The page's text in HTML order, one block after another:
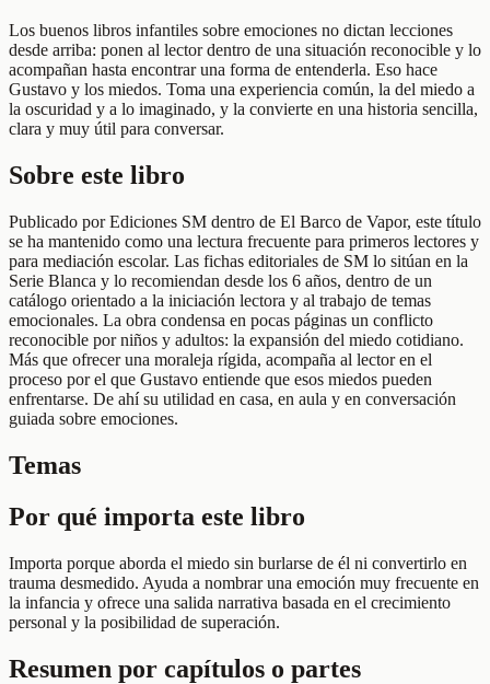
Los buenos libros infantiles sobre emociones no dictan lecciones
desde arriba: ponen al lector dentro de una situación reconocible y lo
acompañan hasta encontrar una forma de entenderla. Eso hace
Gustavo y los miedos. Toma una experiencia común, la del miedo a
la oscuridad y a lo imaginado, y la convierte en una historia sencilla,
clara y muy útil para conversar.
Sobre este libro
Publicado por Ediciones SM dentro de El Barco de Vapor, este título
se ha mantenido como una lectura frecuente para primeros lectores y
para mediación escolar. Las fichas editoriales de SM lo sitúan en la
Serie Blanca y lo recomiendan desde los 6 años, dentro de un
catálogo orientado a la iniciación lectora y al trabajo de temas
emocionales. La obra condensa en pocas páginas un conflicto
reconocible por niños y adultos: la expansión del miedo cotidiano.
Más que ofrecer una moraleja rígida, acompaña al lector en el
proceso por el que Gustavo entiende que esos miedos pueden
enfrentarse. De ahí su utilidad en casa, en aula y en conversación
guiada sobre emociones.
Temas
Por qué importa este libro
Importa porque aborda el miedo sin burlarse de él ni convertirlo en
trauma desmedido. Ayuda a nombrar una emoción muy frecuente en
la infancia y ofrece una salida narrativa basada en el crecimiento
personal y la posibilidad de superación.
Resumen por capítulos o partes